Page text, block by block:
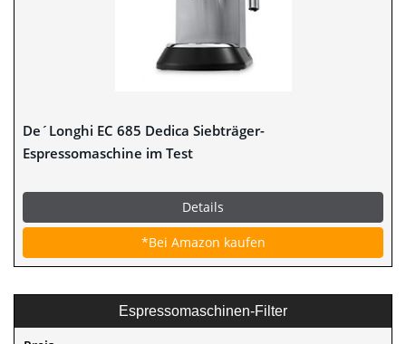
De´Longhi EC 685 Dedica Siebträger-
Espressomaschine im Test
Details
*Bei Amazon kaufen
Espressomaschinen-Filter